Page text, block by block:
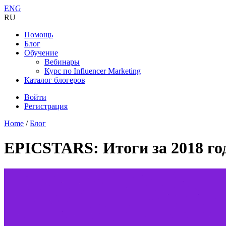
ENG
RU
Помощь
Блог
Обучение
Вебинары
Курс по Influencer Marketing
Каталог блогеров
Войти
Регистрация
Home /Блог
EPICSTARS: Итоги за 2018